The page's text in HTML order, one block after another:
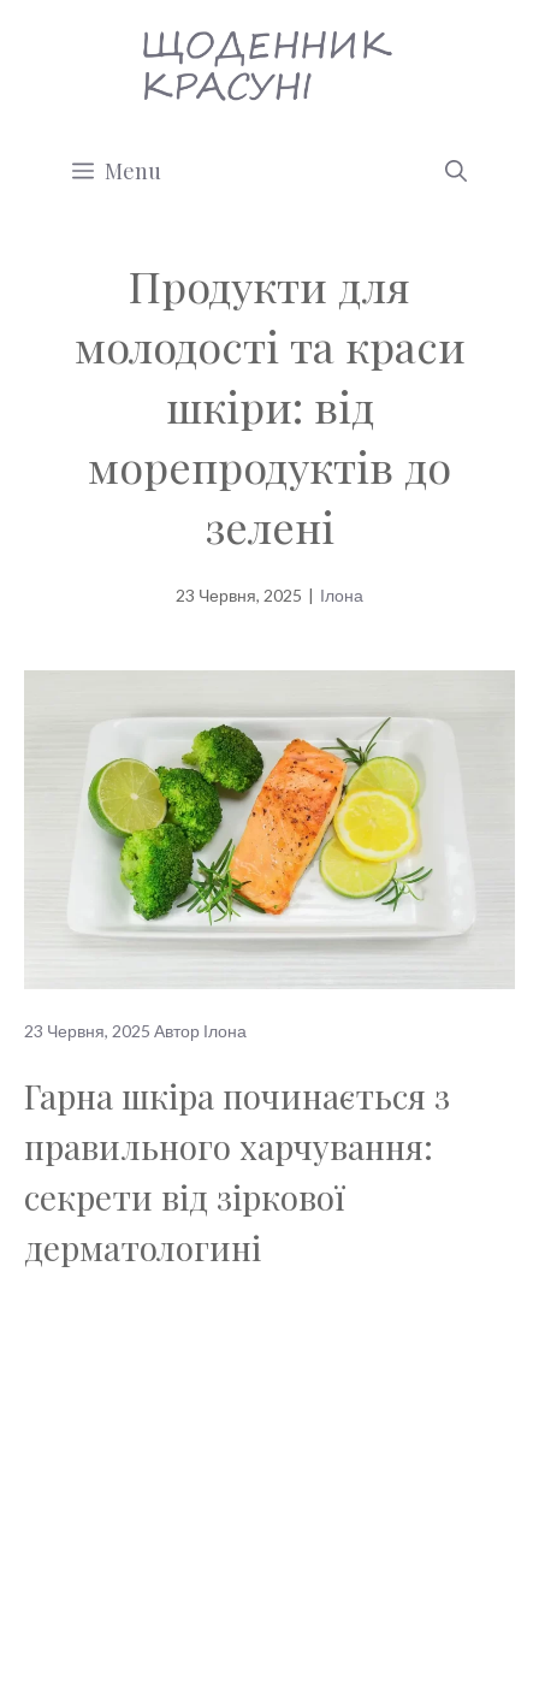
Menu
Продукти для
молодості та краси
шкіри: від
морепродуктів до
зелені
23 Червня, 2025 | Ілона
23 Червня, 2025 Автор Ілона
Гарна шкіра починається з
правильного харчування:
секрети від зіркової
дерматологині